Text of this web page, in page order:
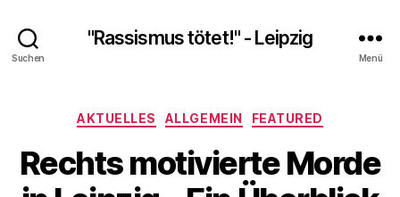
Suchen
"Rassismus tötet!" - Leipzig
Menü
Kategorien
AKTUELLES ALLGEMEIN FEATURED
Rechts motivierte Morde